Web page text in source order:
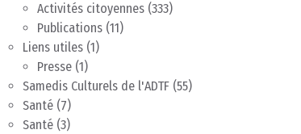
Activités citoyennes (333)
Publications (11)
Liens utiles (1)
Presse (1)
Samedis Culturels de l'ADTF (55)
Santé (7)
Santé (3)